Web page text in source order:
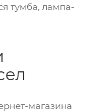
тумба, лампа-
магазина